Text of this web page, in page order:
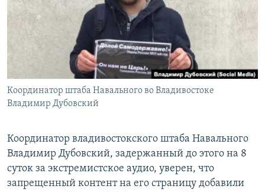
РАСПИСАНИЕ ВЕЩАНИЯ
ПОДПИШИТЕСЬ НА РАССЫЛКУ
СОЦИАЛЬНЫЕ СЕТИ
Все сайты РСЕ/РС
Координатор штаба Навального во Владивостоке
Владимир Дубовский
Координатор владивостокского штаба Навального
Владимир Дубовский, задержанный до этого на 8
суток за экстремистское аудио, уверен, что
запрещенный контент на его страницу добавили